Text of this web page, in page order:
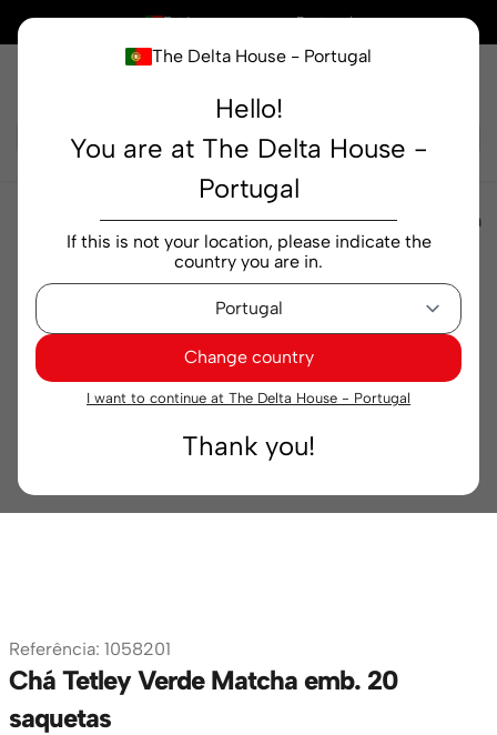
The Delta House - Portugal
Hello!
You are at The Delta House -
Portugal
If this is not your location, please indicate the
country you are in.
Change country
I want to continue at The Delta House - Portugal
Thank you!
× Está a comprar em Portugal
Chás e Infusões Chás
Chá Tetley Verde Matcha
emb. 20 saquetas
Referência: 1058201
Chá Tetley Verde Matcha emb. 20
saquetas